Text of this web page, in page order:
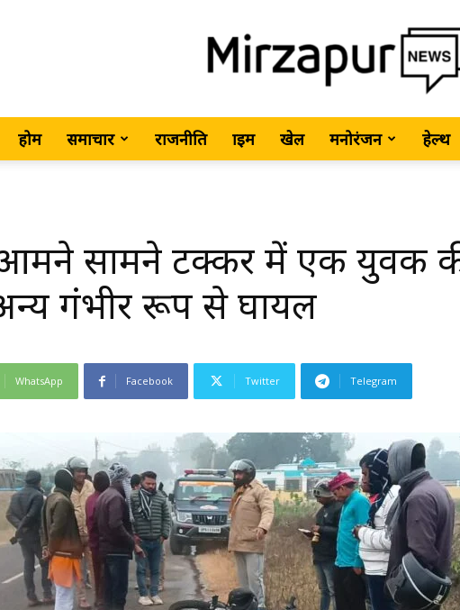
•
Hindi
News,
होम समाचार राजनीति क्राइम खेल मनोरंजन हेल्थ
सामने टक्कर में एक युवक
गंभीर रूप से घायल
WhatsApp Facebook Twitter Telegram